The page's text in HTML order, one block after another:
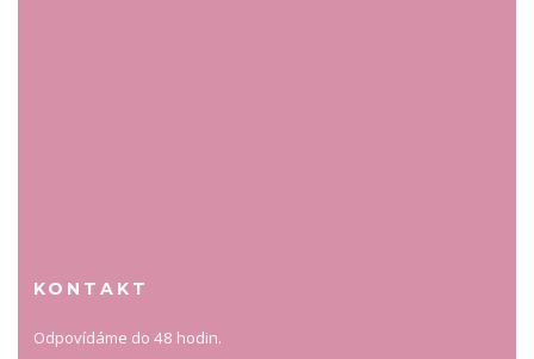
KONTAKT
Odpovídáme do 48 hodin.